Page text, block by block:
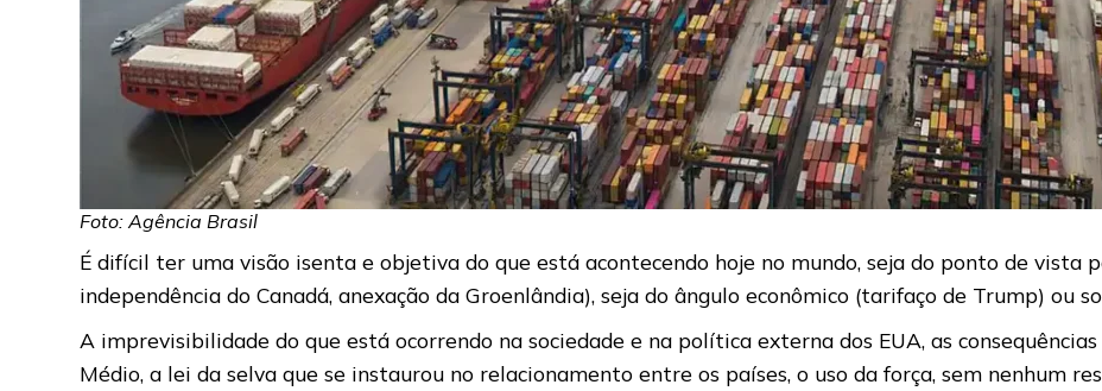
Foto: Agência Brasil
É difícil ter uma visão isenta e objetiva do que está acontecendo hoje no mundo, seja do ponto de vista
independência do Canadá, anexação da Groenlândia), seja do ângulo econômico (tarifaço de Trump) ou
A imprevisibilidade do que está ocorrendo na sociedade e na política externa dos EUA, as
Médio, a lei da selva que se instaurou no relacionamento entre os países, o uso da força, sem nenhum